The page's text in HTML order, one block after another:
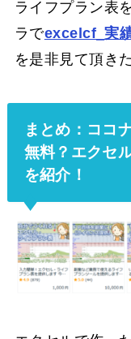
ライフプラン表
ラでexcelcf_実
を是非見て頂き
まとめ：ココ
無料？エクセ
を紹介！